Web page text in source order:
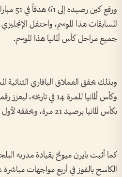
ورفع
المسابقات هذا الموسم، واحتفل
جميع مراحل كأس ألمانيا هذا الموسم.
وبذلك يحقق العملاق البافاري الثنائية
وكأس ألمانيا للمرة 14 في
بكأس ألمانيا برصيد 21 مرة، ويحققه لأول مرة منذ عام 2020.
كما أثبت بايرن ميونخ بقيادة مدربه
الكاسح بالفوز في أربع مواجهات